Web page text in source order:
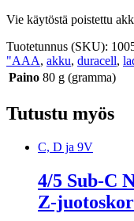
Vie käytöstä poistettu
Tuotetunnus (SKU):
"AAA, akku, duracell,
Paino 80 g (gramma)
Tutustu myös
C, D ja 9V
4/5 Sub-C
Z-